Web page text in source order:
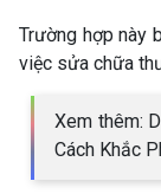
Trường hợp này
việc sửa chữa
Xem thêm:
Cách Khắc